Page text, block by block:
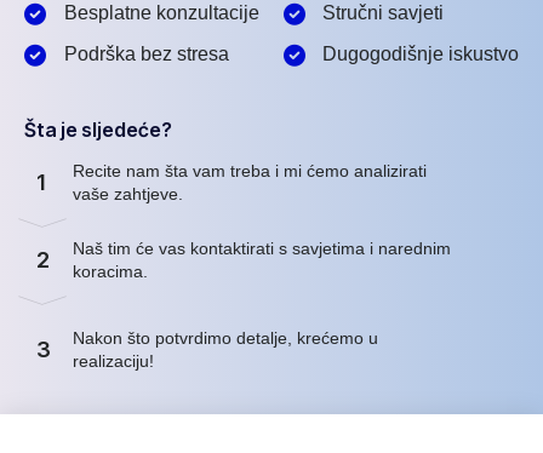
Besplatne konzultacije
Podrška bez stresa
Stručni savjeti
Dugogodišnje iskustvo
Šta je sljedeće?
1
Recite nam šta vam treba i mi ćemo analizirati
vaše zahtjeve.
2
Naš tim će vas kontaktirati s savjetima i narednim
koracima.
3
Nakon što potvrdimo detalje, krećemo u
realizaciju!